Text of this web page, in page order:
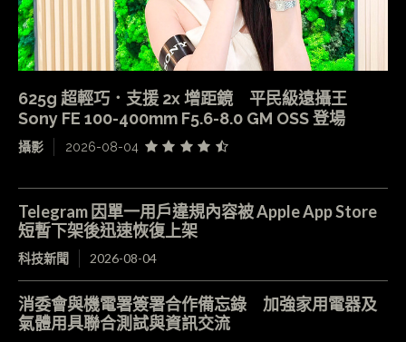
625g 超輕巧．支援 2x 增距鏡 平民級遠攝王
Sony FE 100-400mm F5.6-8.0 GM OSS 登場
攝影 2026-08-04
Telegram 因單一用戶違規內容被 Apple App Store
短暫下架後迅速恢復上架
科技新聞 2026-08-04
消委會與機電署簽署合作備忘錄 加強家用電器及
氣體用具聯合測試與資訊交流